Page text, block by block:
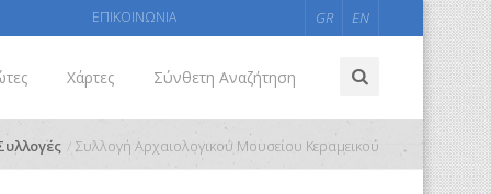
ΕΠΙΚΟΙΝΩΝΙΑ GR EN
Χάρτες Σύνθετη Αναζήτηση
Συλλογή Αρχαιολογικού Μουσείου Κεραμεικού